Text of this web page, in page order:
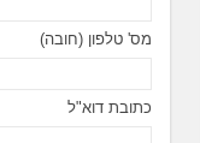
מס' טלפון (חובה)
כתובת דוא"ל